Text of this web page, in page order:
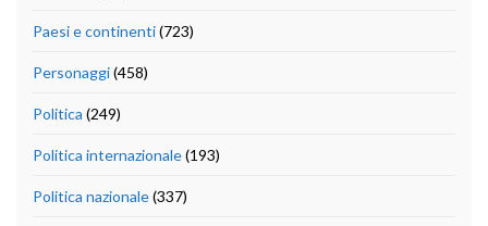
Paesi e continenti(723)
Personaggi(458)
Politica (249)
Politica internazionale(193)
Politica nazionale(337)